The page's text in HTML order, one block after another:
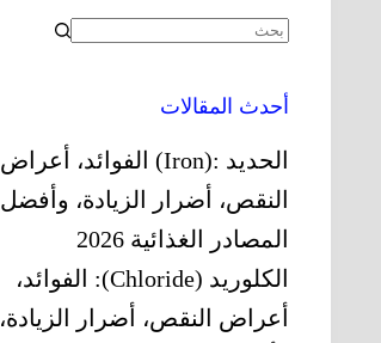
أحدث المقالات
الحديد‎ (Iron): ‎الفوائد، أعراض
النقص، أضرار الزيادة، وأفضل
المصادر الغذائية 2026
الكلوريد (Chloride): الفوائد،
أعراض النقص، أضرار الزيادة،